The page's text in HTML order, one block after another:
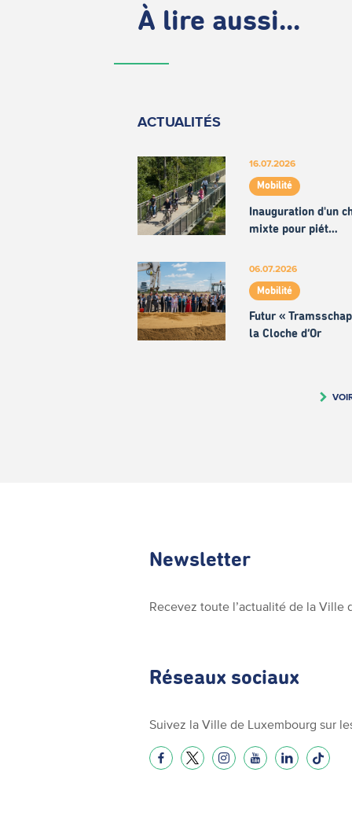
À lire aussi...
ACTUALITÉS
16.07.2026
Mobilité
Inauguration d'un
mixte pour piét…
06.07.2026
Mobilité
Futur «
la Cloche d’Or
Newsletter
Recevez toute l’actualité de la Ville
Réseaux sociaux
Suivez la Ville de Luxembourg sur